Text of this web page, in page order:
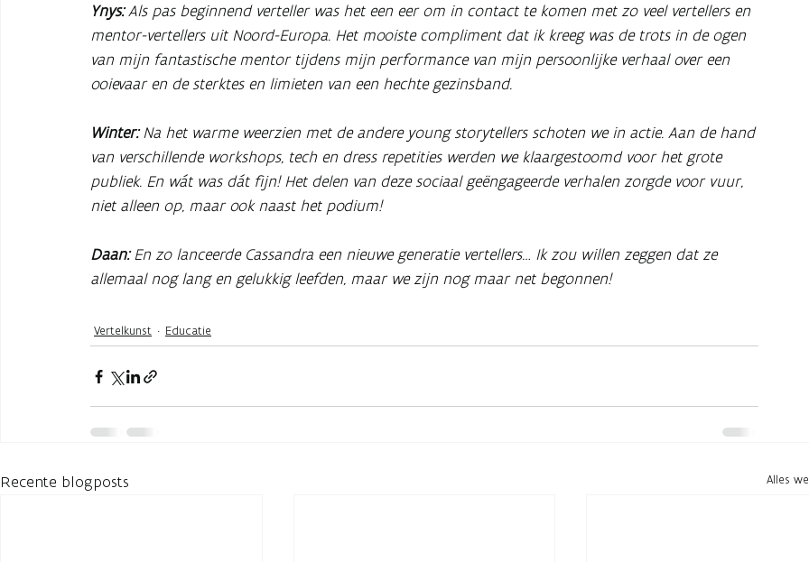
Ynys:Als pas beginnend verteller was het een eer om in contact te komen met zo veel vertellers en
mentor-vertellers uit Noord-Europa. Het mooiste compliment dat ik kreeg was de trots in de ogen
van mijn fantastische mentor tijdens mijn performance van mijn persoonlijke verhaal over een
ooievaar en de sterktes en limieten van een hechte gezinsband.
Winter:Na het warme weerzien met de andere young storytellers schoten we in actie. Aan de hand
van verschillende workshops, tech en dress repetities werden we klaargestoomd voor het grote
publiek. En wát was dát fijn! Het delen van deze sociaal geëngageerde verhalen zorgde voor vuur,
niet alleen op, maar ook naast het podium!
Daan:En zo lanceerde Cassandra een nieuwe generatie vertellers… Ik zou willen zeggen dat ze
allemaal nog lang en gelukkig leefden, maar we zijn nog maar net begonnen!
Vertelkunst Educatie
Recente blogposts Alles